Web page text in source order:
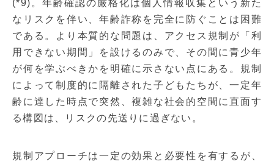
(*9)。年齢確認の厳格化は個人情報収集という新た
なリスクを伴い、年齢詐称を完全に防ぐことは困難
である。より本質的な問題は、アクセス規制が「利
用できない期間」を設けるのみで、その間に青少年
が何を学ぶべきかを明確に示さない点にある。規制
によって制度的に隔離された子どもたちが、一定年
齢に達した時点で突然、複雑な社会的空間に直面す
る構図は、リスクの先送りに過ぎない。
規制アプローチは一定の効果と必要性を有するが、